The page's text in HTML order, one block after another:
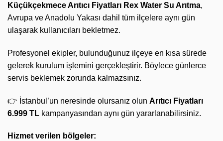
Küçükçekmece Arıtıcı Fiyatları Rex Water Su Arıtma,
Avrupa ve Anadolu Yakası dahil tüm ilçelere aynı gün
ulaşarak kullanıcıları bekletmez.
Profesyonel ekipler, bulunduğunuz ilçeye en kısa sürede
gelerek kurulum işlemini gerçekleştirir. Böylece günlerce
servis beklemek zorunda kalmazsınız.
👉 İstanbul’un neresinde olursanız olun Arıtıcı Fiyatları
6.999 TL kampanyasından aynı gün yararlanabilirsiniz.
Hizmet verilen bölgeler: